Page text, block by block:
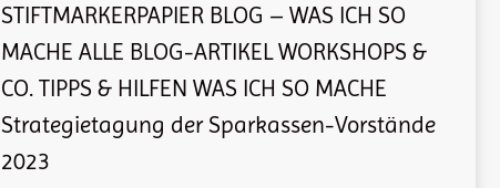
STIFTMARKERPAPIER BLOG – WAS ICH SO
MACHE ALLE BLOG-ARTIKEL WORKSHOPS &
CO. TIPPS & HILFEN WAS ICH SO MACHE
Strategietagung der Sparkassen-Vorstände
2023